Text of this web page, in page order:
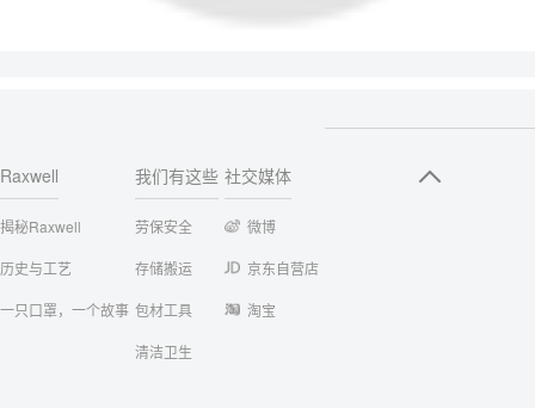
Raxwell
揭秘Raxwell
历史与工艺
一只口罩，一个故事
我们有这些
劳保安全
存储搬运
包材工具
清洁卫生
社交媒体
微博
京东自营店
淘宝